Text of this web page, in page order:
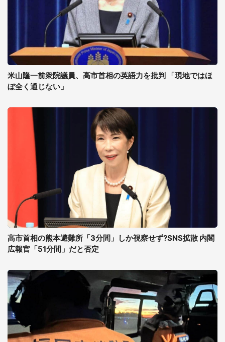
米山隆一前衆院議員、高市首相の英語力を批判 「現地ではほ
ぼ全く通じない」
高市首相の熊本避難所「3分間」しか視察せず?SNS拡散 内閣
広報官「51分間」だと否定